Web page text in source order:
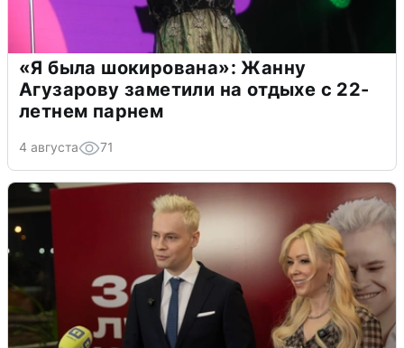
«Я была шокирована»: Жанну
Агузарову заметили на отдыхе с 22-
летнем парнем
4 августа 71